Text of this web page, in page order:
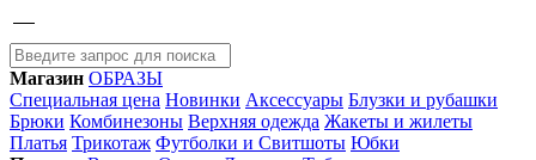
Магазин ОБРАЗЫ
Специальная цена Новинки Аксессуары Блузки и рубашки
Брюки Комбинезоны Верхняя одежда Жакеты и жилеты
Платья Трикотаж Футболки и Свитшоты Юбки